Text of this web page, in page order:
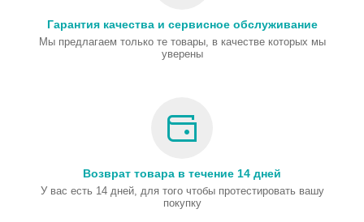
Гарантия качества и сервисное обслуживание
Мы предлагаем только те товары, в качестве которых мы
уверены
Возврат товара в течение 14 дней
У вас есть 14 дней, для того чтобы протестировать вашу
покупку